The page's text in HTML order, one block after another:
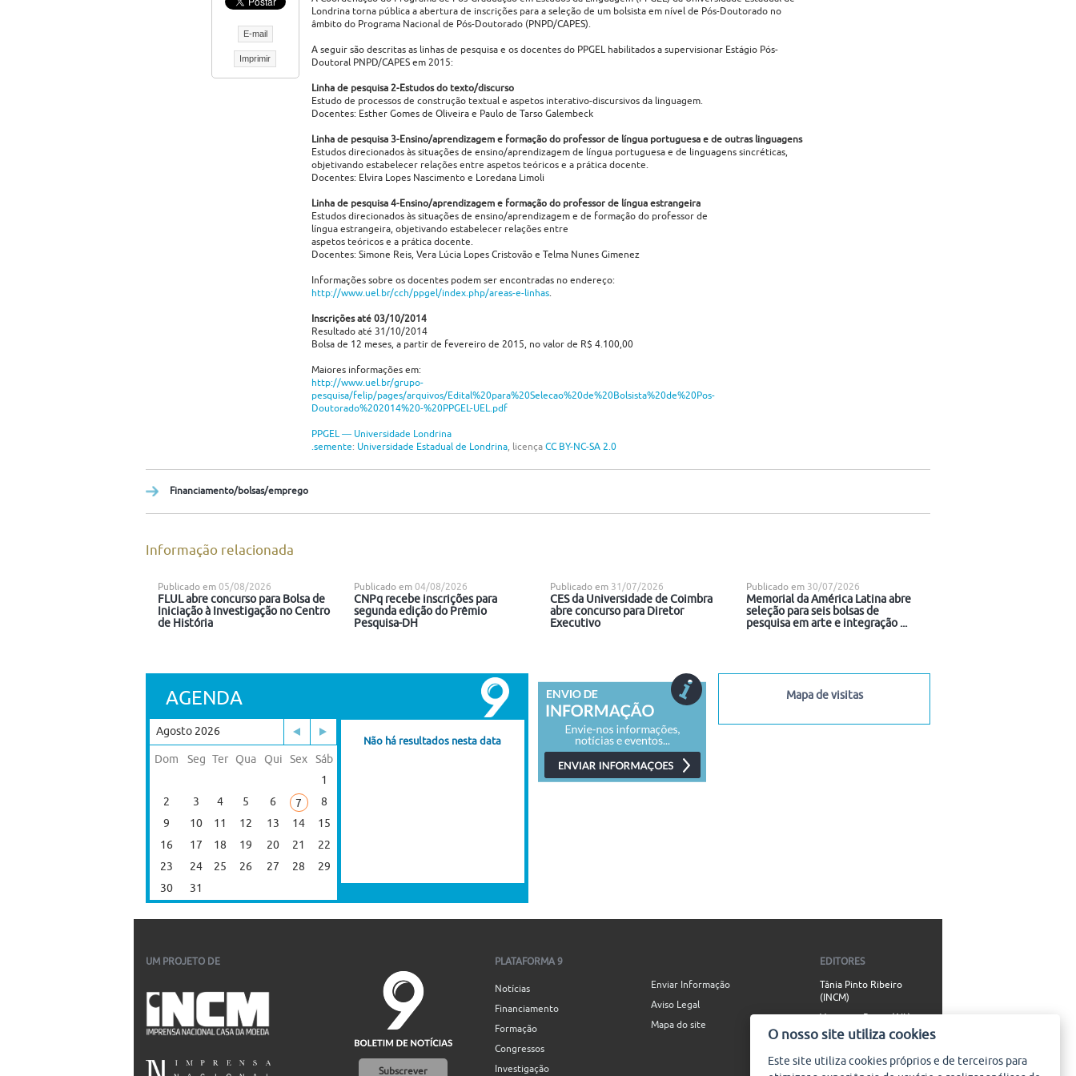
E-mail
Imprimir
Londrina torna pública a abertura de inscrições para a seleção de um bolsista em nível de Pós-Doutorado no
âmbito do Programa Nacional de Pós-Doutorado (PNPD/CAPES).
A seguir são descritas as linhas de pesquisa e os docentes do PPGEL habilitados a supervisionar Estágio Pós-
Doutoral PNPD/CAPES em 2015:
Linha de pesquisa 2-Estudos do texto/discurso
Estudo de processos de construção textual e aspetos interativo-discursivos da linguagem.
Docentes: Esther Gomes de Oliveira e Paulo de Tarso Galembeck
Linha de pesquisa 3-Ensino/aprendizagem e formação do professor de língua portuguesa e de outras linguagens
Estudos direcionados às situações de ensino/aprendizagem de língua portuguesa e de linguagens sincréticas,
objetivando estabelecer relações entre aspetos teóricos e a prática docente.
Docentes: Elvira Lopes Nascimento e Loredana Limoli
Linha de pesquisa 4-Ensino/aprendizagem e formação do professor de língua estrangeira
Estudos direcionados às situações de ensino/aprendizagem e de formação do professor de
língua estrangeira, objetivando estabelecer relações entre
aspetos teóricos e a prática docente.
Docentes: Simone Reis, Vera Lúcia Lopes Cristovão e Telma Nunes Gimenez
Informações sobre os docentes podem ser encontradas no endereço:
http://www.uel.br/cch/ppgel/index.php/areas-e-linhas.
Inscrições até 03/10/2014
Resultado até 31/10/2014
Bolsa de 12 meses, a partir de fevereiro de 2015, no valor de R$ 4.100,00
Maiores informações em:
http://www.uel.br/grupo-
pesquisa/felip/pages/arquivos/Edital%20para%20Selecao%20de%20Bolsista%20de%20Pos-
Doutorado%202014%20-%20PPGEL-UEL.pdf
PPGEL ― Universidade Londrina
.semente: Universidade Estadual de Londrina, licença CC BY-NC-SA 2.0
Financiamento/bolsas/emprego
Informação relacionada
Publicado em 05/08/2026
FLUL abre concurso para Bolsa de
Iniciação à Investigação no Centro
de História
Publicado em 04/08/2026
CNPq recebe inscrições para
segunda edição do Prêmio
Pesquisa-DH
Publicado em 31/07/2026
CES da Universidade de Coimbra
abre concurso para Diretor
Executivo
Publicado em 30/07/2026
Memorial da América Latina abre
seleção para seis bolsas de
pesquisa em arte e integração ...
AGENDA
Agosto 2026
Dom Seg Ter Qua Qui Sex
Sáb
1
2
3 4 5 6 7
8
9
10 11 12 13 14
15
16
17 18 19 20 21
22
23
24 25 26 27 28
29
30
31
Não há resultados nesta data
Mapa de visitas
UM PROJETO DE
Subscrever
PLATAFORMA 9
Notícias
Financiamento
Formação
Congressos
Investigação
Enviar Informação
Aviso Legal
Mapa do site
EDITORES
Tânia Pinto Ribeiro
(INCM)
Vincenzo Russo (AIL)
Simão Valente (AIL)
CONTACTO
O nosso site utiliza cookies
Este site utilizacookies próprios e de terceiros para